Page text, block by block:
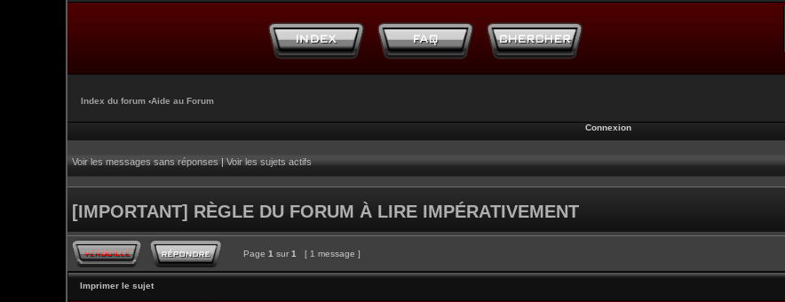
Index du forum ‹Aide au Forum
Connexion
Voir les messages sans réponses|Voir les sujets actifs
[IMPORTANT] RÈGLE DU FORUM À LIRE IMPÉRATIVEMENT
Page 1 sur 1 [ 1 message ]
Imprimer le sujet